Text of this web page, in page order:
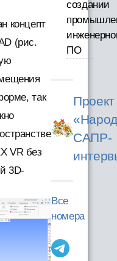
концепт
(рис.
так
VR без
3D-
создании
ПО
Проект
САПР-
Все
номера